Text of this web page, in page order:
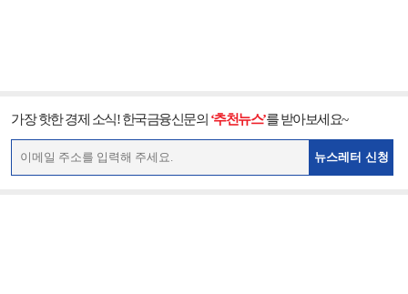
가장 핫한 경제 소식! 한국금융신문의 ‘추천뉴스’를 받아보세요~
뉴스레터 신청